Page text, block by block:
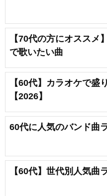
【70代の方にオススメ
で歌いたい曲
【60代】カラオケで盛
【2026】
60代に人気のバンド曲
【60代】世代別人気曲